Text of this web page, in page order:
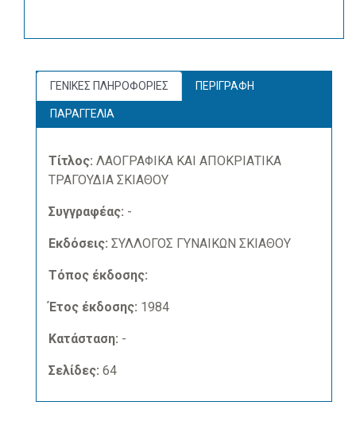
ΓΕΝΙΚΕΣ ΠΛΗΡΟΦΟΡΙΕΣ ΠΕΡΙΓΡΑΦΗ
ΠΑΡΑΓΓΕΛΙΑ
Τίτλος: ΛΑΟΓΡΑΦΙΚΑ ΚΑΙ ΑΠΟΚΡΙΑΤΙΚΑ
ΤΡΑΓΟΥΔΙΑ ΣΚΙΑΘΟΥ
Συγγραφέας: -
Εκδόσεις: ΣΥΛΛΟΓΟΣ ΓΥΝΑΙΚΩΝ ΣΚΙΑΘΟΥ
Τόπος έκδοσης:
Έτος έκδοσης: 1984
Κατάσταση: -
Σελίδες: 64